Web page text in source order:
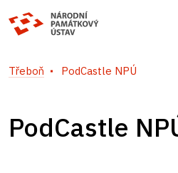
Třeboň PodCastle NPÚ
PodCastle